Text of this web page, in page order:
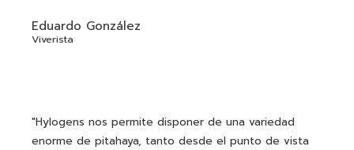
Eduardo González
Viverista
"Hylogens nos permite disponer de una variedad
enorme de pitahaya, tanto desde el punto de vista